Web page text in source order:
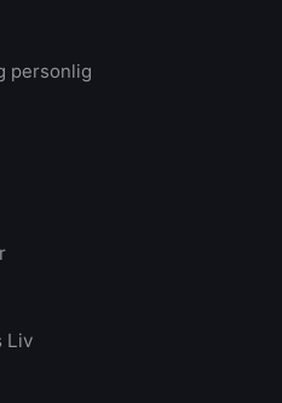
personlig
Liv